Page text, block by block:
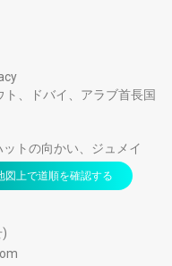
、ドバイ、アラブ首長国
ットの向かい、ジュメイ
図上で道順を確認する
)